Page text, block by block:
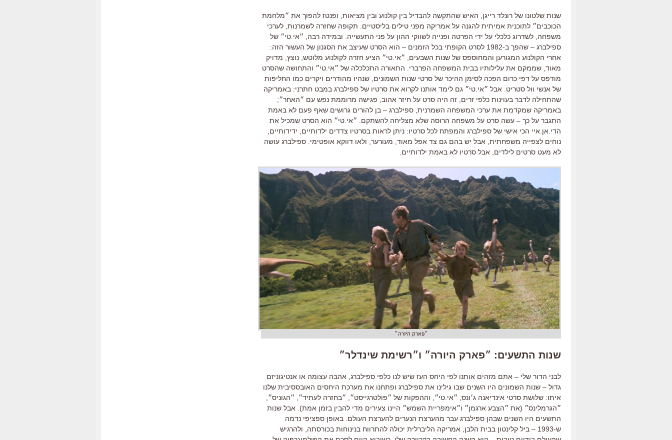
שנות שלטונו של רונלד רייגן, האיש שהתקשה להבדיל בין קולנוע ובין מציאות, ופנטז להפוך את ״מלחמת
הכוכבים״ לתוכנית אמיתית להגנה על אמריקה מפני טילים בליסטיים. תקופה שחזרה לשמרנות, לערכי
משפחה, לשדרוג כלכלי על ידי הפרטה ופנייה לשווקי ההון על פני התעשייה. ובמידה רבה, ״אי.טי״ של
ספילברג – שהפך ב-1982 לסרט הקופתי בכל הזמנים – הוא הסרט שעיצב את הסגנון של העשור הזה:
אחרי הקולנוע המגורען והמחוספס של שנות השבעים, ״אי.טי״ הציע חזרה לקולנוע מלוטש, נוצץ, מדויק
מאוד, שממקם את עלילותיו בבית המשפחה הפרברי. התאורה התכלכלה של ״אי.טי״ והתחושה שהסרט
מודפס על דפי כרום הפכה לסימן ההיכר של סרטי שנות השמונים, שנהיו מהודרים ויקרים כמו החליפות
של אנשי וול סטריט. אבל ״אי.טי״ גם לימד אותנו לקרוא את סרטיו של ספילברג במבט חתרני: באמריקה
שהתחילה לדבר בעוינות כלפי זרים, זה היה סרט על חיזר אהוב, פגישה מרוממת נפש עם ״האחר״;
באמריקה שמקדמת את ערכי המשפחה השמרנית, ספילברג – בן להורים גרושים שאף פעם לא באמת
התגבר על כך – עשה סרט על משפחה הרוסה שלא מצליחה להשתקם. ״אי.טי״ הוא הסרט שמכיל את
הדי.אן.איי הכי אישי של ספילברג והמפתח לכל סרטיו: ניתן לראות בסרטיו צדדים ילדותיים, ידידותיים,
נוחים לצפייה משפחתית, אבל יש בהם גם צד אפל מאוד, מעורער, ולאו דווקא אופטימי. ספילברג עושה
לא מעט סרטים לילדים, אבל סרטיו לא באמת ילדותיים.
״פארק היורה״
שנות התשעים: ״פארק היורה״ ו״רשימת שינדלר״
לבני הדור שלי – אתם מזהים אותנו לפי היחס העז שיש לנו כלפי ספילברג, אהבה עצומה או אנטיגוניזם
גדול – שנות השמונים היו השנים שבו גילינו את ספילברג ופתחנו את מערכת היחסים האובססיבית שלנו
איתו: שלושת סרטי אינדיאנה ג׳ונס, ״אי.טי״, וההפקות של ״פולטרגייסט״, ״בחזרה לעתיד״, ״הגוניס״,
״הגרמלינס״ (את ״הצבע ארגמן״ ו״אימפריית השמש״ היינו צעירים מדי להבין בזמן אמת). אבל שנות
התשעים היו השנים שבהן ספילברג עבר מהערצת הנערים להערצת העולם. באופן ספציפי נדמה
ש-1993 – ביל קלינטון בבית הלבן, אמריקה הליברלית יכולה להתרווח בנינוחות בכורסתה, ולהרגיש